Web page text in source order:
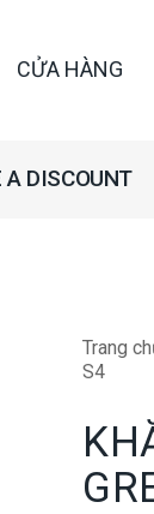
CỬA HÀNG
GET
Trang
S4